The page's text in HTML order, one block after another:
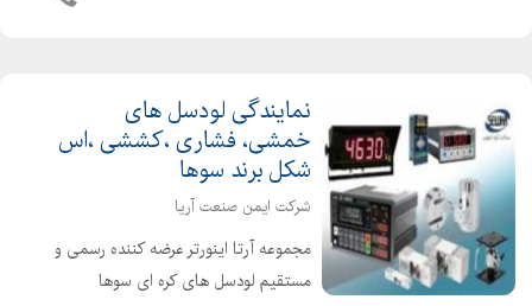
نمایندگی لودسل های
خمشی، فشاری ،کششی ،اس
شکل برند سوها
شرکت ایمن صنعت آریا
مجموعه آرتا اینورتر عرضه کننده رسمی و
مستقیم لودسل های کره ای سوها